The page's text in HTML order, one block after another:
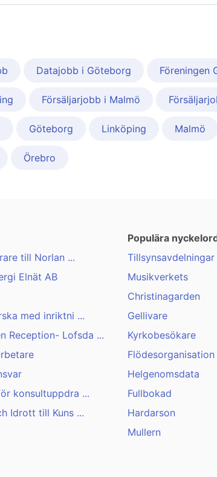
Datajobb i Göteborg Föreningen
Försäljarjobb i Malmö
Göteborg Linköping Malmö
Örebro
till Norlan ...
Elnät AB
med inriktni ...
Reception- Lofsda ...
konsultuppdra ...
Idrott till Kuns ...
Populära
Tillsynsavdelningar
Musikverkets
Christinagarden
Gellivare
Kyrkobesökare
Flödesorganisation
Helgenomsdata
Fullbokad
Hardarson
Mullern